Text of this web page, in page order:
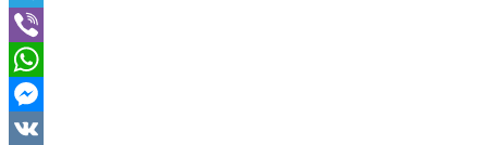
Telegram
Viber
WhatsApp
Messenger